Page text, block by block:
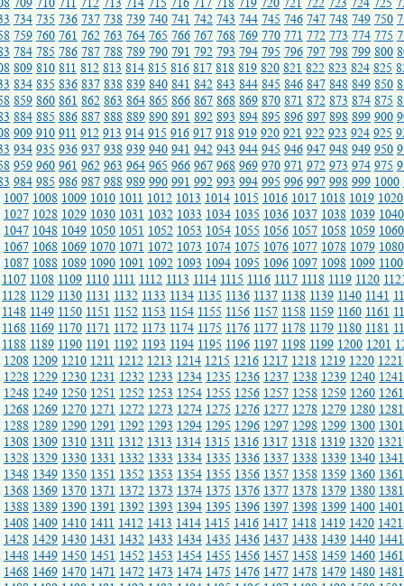
734 735 736 737 738 739 740 741 742 743 744 745 746 747 748 749 750
759 760 761 762 763 764 765 766 767 768 769 770 771 772 773 774 775
784 785 786 787 788 789 790 791 792 793 794 795 796 797 798 799 800
809 810 811 812 813 814 815 816 817 818 819 820 821 822 823 824 825
834 835 836 837 838 839 840 841 842 843 844 845 846 847 848 849 850
859 860 861 862 863 864 865 866 867 868 869 870 871 872 873 874 875
884 885 886 887 888 889 890 891 892 893 894 895 896 897 898 899 900
909 910 911 912 913 914 915 916 917 918 919 920 921 922 923 924 925
934 935 936 937 938 939 940 941 942 943 944 945 946 947 948 949 950
959 960 961 962 963 964 965 966 967 968 969 970 971 972 973 974 975
984 985 986 987 988 989 990 991 992 993 994 995 996 997 998 999 1000
1007 1008 1009 1010 1011 1012 1013 1014 1015 1016 1017 1018 1019 1020
1027 1028 1029 1030 1031 1032 1033 1034 1035 1036 1037 1038 1039 1040
1047 1048 1049 1050 1051 1052 1053 1054 1055 1056 1057 1058 1059 1060
1067 1068 1069 1070 1071 1072 1073 1074 1075 1076 1077 1078 1079 1080
1087 1088 1089 1090 1091 1092 1093 1094 1095 1096 1097 1098 1099 1100
1107 1108 1109 1110 1111 1112 1113 1114 1115 1116 1117 1118 1119 1120
1128 1129 1130 1131 1132 1133 1134 1135 1136 1137 1138 1139 1140 1141
1148 1149 1150 1151 1152 1153 1154 1155 1156 1157 1158 1159 1160 1161
1168 1169 1170 1171 1172 1173 1174 1175 1176 1177 1178 1179 1180 1181
1188 1189 1190 1191 1192 1193 1194 1195 1196 1197 1198 1199 1200 1201
1208 1209 1210 1211 1212 1213 1214 1215 1216 1217 1218 1219 1220 1221
1228 1229 1230 1231 1232 1233 1234 1235 1236 1237 1238 1239 1240 1241
1248 1249 1250 1251 1252 1253 1254 1255 1256 1257 1258 1259 1260 1261
1268 1269 1270 1271 1272 1273 1274 1275 1276 1277 1278 1279 1280 1281
1288 1289 1290 1291 1292 1293 1294 1295 1296 1297 1298 1299 1300 1301
1308 1309 1310 1311 1312 1313 1314 1315 1316 1317 1318 1319 1320 1321
1328 1329 1330 1331 1332 1333 1334 1335 1336 1337 1338 1339 1340 1341
1348 1349 1350 1351 1352 1353 1354 1355 1356 1357 1358 1359 1360 1361
1368 1369 1370 1371 1372 1373 1374 1375 1376 1377 1378 1379 1380 1381
1388 1389 1390 1391 1392 1393 1394 1395 1396 1397 1398 1399 1400 1401
1408 1409 1410 1411 1412 1413 1414 1415 1416 1417 1418 1419 1420 1421
1428 1429 1430 1431 1432 1433 1434 1435 1436 1437 1438 1439 1440 1441
1448 1449 1450 1451 1452 1453 1454 1455 1456 1457 1458 1459 1460 1461
1468 1469 1470 1471 1472 1473 1474 1475 1476 1477 1478 1479 1480 1481